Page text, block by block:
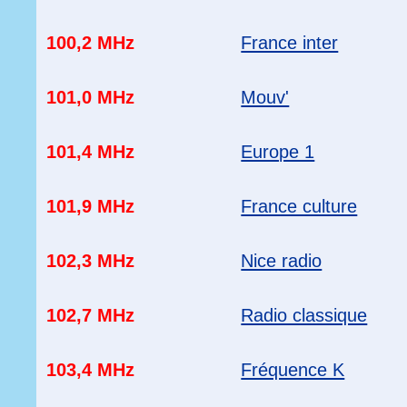
100,2 MHz France inter
101,0 MHz Mouv'
101,4 MHz Europe 1
101,9 MHz France culture
102,3 MHz Nice radio
102,7 MHz Radio classique
103,4 MHz Fréquence K